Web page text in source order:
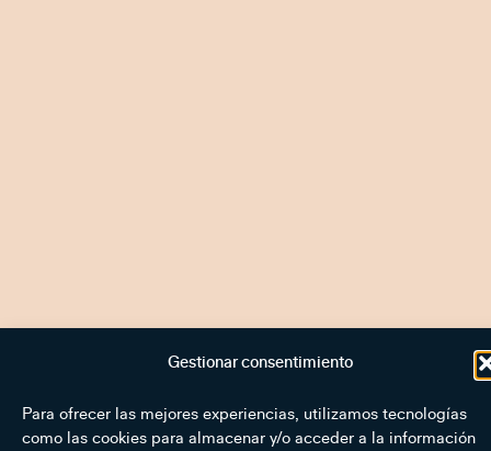
Gestionar consentimiento
Para ofrecer las mejores experiencias, utilizamos tecnologías
como las cookies para almacenar y/o acceder a la información